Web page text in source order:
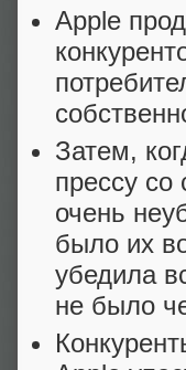
Apple
Затем,
прессу
очень
было их
убедила
не было